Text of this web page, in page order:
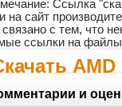
Ссылка
на сайт
с тем, что
ссылки на
и